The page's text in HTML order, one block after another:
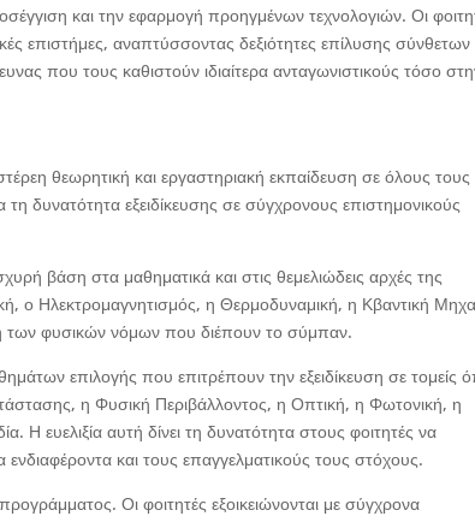
και την εφαρμογή προηγμένων τεχνολογιών. Οι
επιστήμες, αναπτύσσοντας δεξιότητες επίλυσης σύνθετων
που τους καθιστούν ιδιαίτερα ανταγωνιστικούς τόσο
θεωρητική και εργαστηριακή εκπαίδευση σε όλους τους
δυνατότητα εξειδίκευσης σε σύγχρονους επιστημονικούς
βάση στα μαθηματικά και στις θεμελιώδεις αρχές της
ο Ηλεκτρομαγνητισμός, η Θερμοδυναμική, η Κβαντική
των φυσικών νόμων που διέπουν το σύμπαν.
επιλογής που επιτρέπουν την εξειδίκευση σε τομείς
η Φυσική Περιβάλλοντος, η Οπτική, η Φωτονική, η
Η ευελιξία αυτή δίνει τη δυνατότητα στους φοιτητές να
και τους επαγγελματικούς τους στόχους.
Οι φοιτητές εξοικειώνονται με σύγχρονα